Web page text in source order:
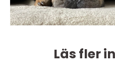
Läs fler